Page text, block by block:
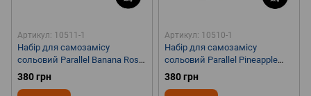
Артикул: 10511-1
Набір для самозамісу
сольовий Parallel Banana Rose
30 ml 50 mg
380 грн
Артикул: 10510-1
Набір для самозамісу
сольовий Parallel Pineapple
Guava 30 ml 50 mg
380 грн